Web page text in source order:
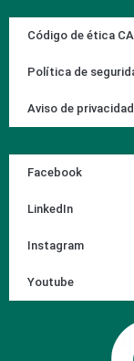
Código de ética
Política de
Aviso de privacidad
Facebook
LinkedIn
Instagram
Youtube